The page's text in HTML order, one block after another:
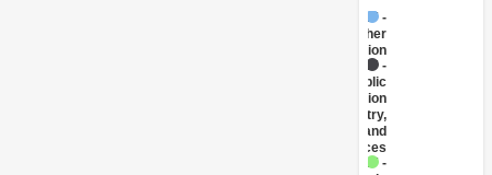
Education
Administration
- Industry,
Trade and
Services